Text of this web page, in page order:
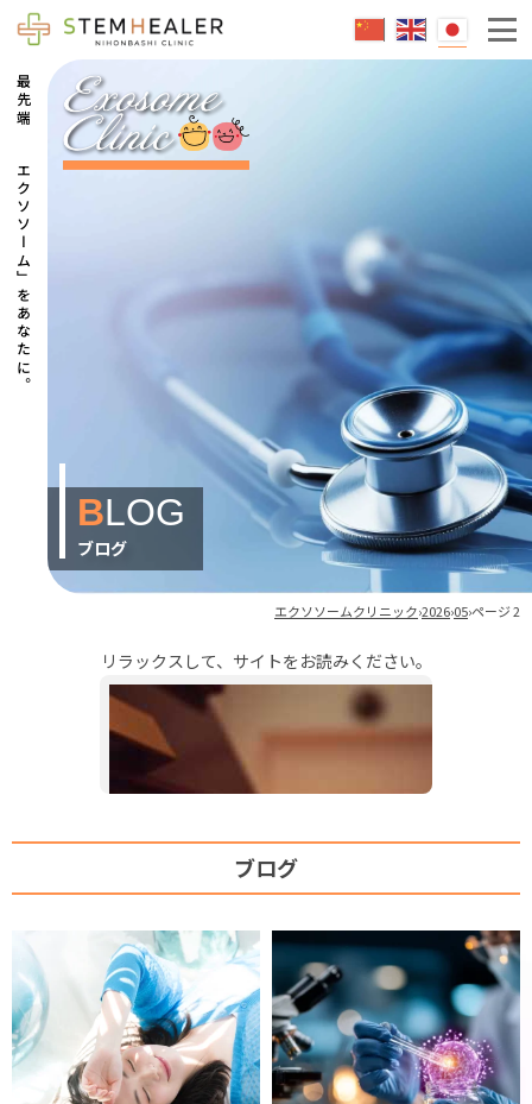
エクソソームとは
成人治療
脳卒中
小児治療
自閉症
健康維持
ストレス緩和
肩こり
美容・エイジングケア
シミ・しわ
ダイエット
エクソソームブログ
エクソソームの基礎知識
副作用とデメリット
タイムライン
最先端の「エクソソーム」をあなたに。
BLOG
ブログ
エクソソームクリニック›2026›05›ページ 2
リラックスして、サイトをお読みください。
ブログ